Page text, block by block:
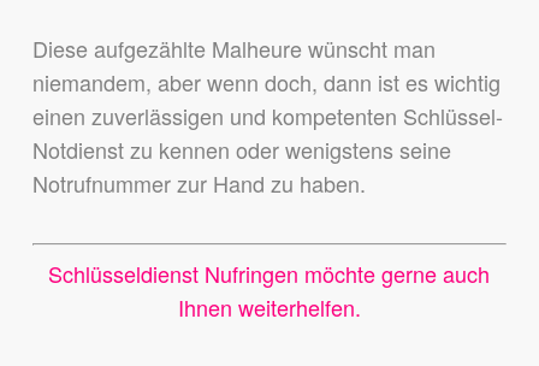
Diese aufgezählte Malheure wünscht man
niemandem, aber wenn doch, dann ist es wichtig
einen zuverlässigen und kompetenten Schlüssel-
Notdienst zu kennen oder wenigstens seine
Notrufnummer zur Hand zu haben.
Schlüsseldienst Nufringen möchte gerne auch
Ihnen weiterhelfen.